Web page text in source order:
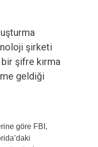
şirketi
şifre kırma
geldiği
göre FBI,